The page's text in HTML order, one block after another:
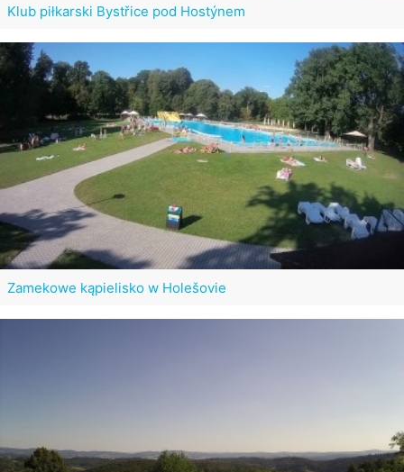
Klub piłkarski Bystřice pod Hostýnem
Zamekowe kąpielisko w Holešovie